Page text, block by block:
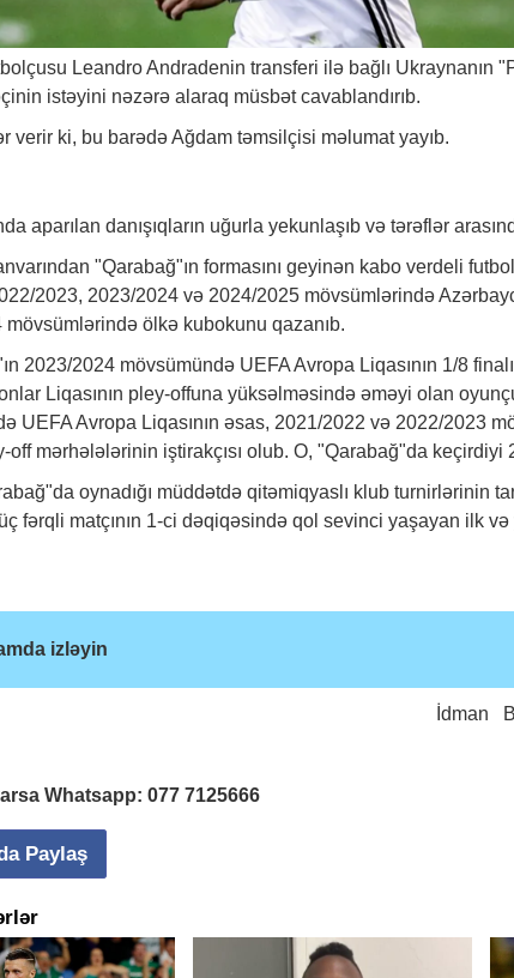
Leandro Andradenin transferi ilə bağlı Ukraynanın
istəyini nəzərə alaraq müsbət cavablandırıb.
verir ki, bu barədə Ağdam təmsilçisi məlumat yayıb.
aparılan danışıqların uğurla yekunlaşıb və tərəflər
"Qarabağ"ın formasını geyinən kabo verdeli
2023, 2023/2024 və 2024/2025 mövsümlərində
mövsümlərində ölkə kubokunu qazanıb.
2023/2024 mövsümündə UEFA Avropa Liqasının 1/8
Liqasının pley-offuna yüksəlməsində əməyi olan
UEFA Avropa Liqasının əsas, 2021/2022 və 2022/2023
off mərhələlərinin iştirakçısı olub. O, "Qarabağ"da
oynadığı müddətdə qitəmiqyaslı klub turnirlərinin
fərqli matçının 1-ci dəqiqəsində qol sevinci yaşayan ilk
izləyin
İdman
Whatsapp: 077 7125666
Paylaş